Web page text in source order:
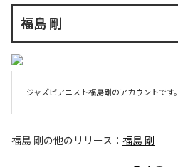
福島 剛
ジャズピアニスト福島剛のアカウントです。
福島 剛の他のリリース： 福島 剛